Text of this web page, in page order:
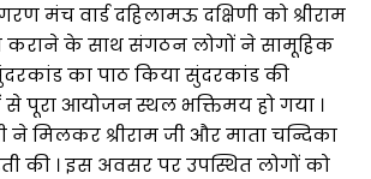
मंच वार्ड दहिलामऊ दक्षिणी को श्रीराम
कराने के साथ संगठन लोगों ने सामूहिक
का पाठ किया सुंदरकांड की
पूरा आयोजन स्थल भक्तिमय हो गया ।
ने मिलकर श्रीराम जी और माता चन्दिका
की । इस अवसर पर उपस्थित लोगों को